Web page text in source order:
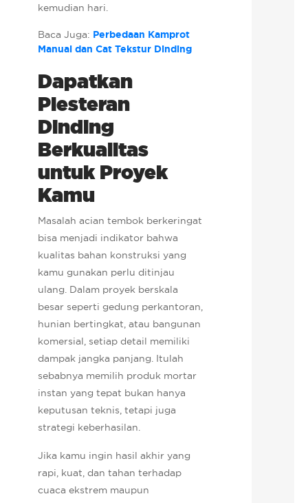
kemudian hari.
Baca Juga: Perbedaan Kamprot
Manual dan Cat Tekstur Dinding
Dapatkan
Plesteran
Dinding
Berkualitas
untuk Proyek
Kamu
Masalah acian tembok berkeringat
bisa menjadi indikator bahwa
kualitas bahan konstruksi yang
kamu gunakan perlu ditinjau
ulang. Dalam proyek berskala
besar seperti gedung perkantoran,
hunian bertingkat, atau bangunan
komersial, setiap detail memiliki
dampak jangka panjang. Itulah
sebabnya memilih produk mortar
instan yang tepat bukan hanya
keputusan teknis, tetapi juga
strategi keberhasilan.
Jika kamu ingin hasil akhir yang
rapi, kuat, dan tahan terhadap
cuaca ekstrem maupun